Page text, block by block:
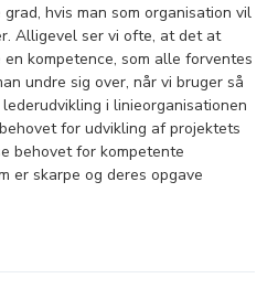
hvis man som organisation vil
Alligevel ser vi ofte, at det at
kompetence, som alle forventes
undre sig over, når vi bruger så
i linieorganisationen
for udvikling af projektets
behovet for kompetente
er skarpe og deres opgave